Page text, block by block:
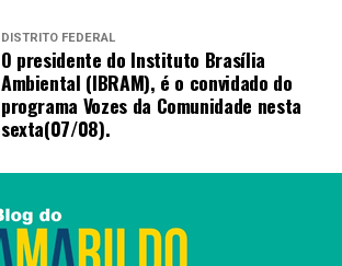
DISTRITO FEDERAL
O presidente do Instituto Brasília
Ambiental (IBRAM), é o convidado do
programa Vozes da Comunidade nesta
sexta(07/08).